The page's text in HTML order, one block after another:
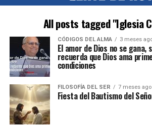
All posts tagged "Iglesia
CÓDIGOS DEL ALMA 3 meses
El amor de Dios no se gana,
recuerda que Dios ama
condiciones
FILOSOFÍA DEL SER 7 meses ago
Fiesta del Bautismo del